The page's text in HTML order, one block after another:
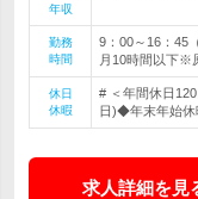
年収
勤務
時間
9：00～16：45
月10時間以下※
休日
休暇
# ＜年間休日
日)◆年末年始
求人詳細を見